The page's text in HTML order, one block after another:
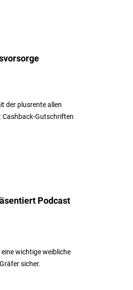
der plusrente allen
Cashback-Gutschriften
Podcast
wichtige weibliche
sicher.